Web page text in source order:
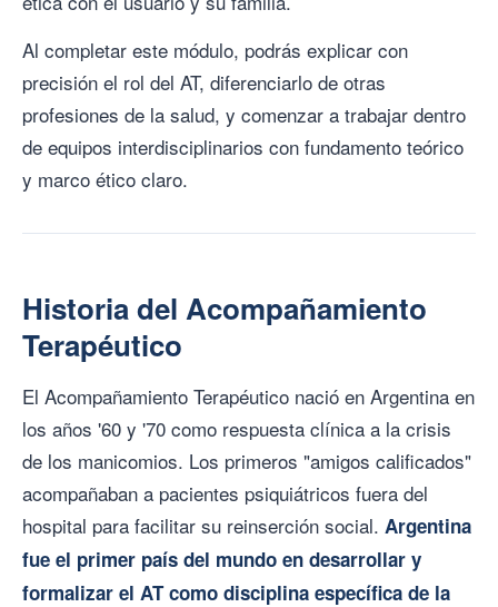
Al completar este módulo, podrás explicar con
precisión el rol del AT, diferenciarlo de otras
profesiones de la salud, y comenzar a trabajar dentro
de equipos interdisciplinarios con fundamento teórico
y marco ético claro.
Historia del Acompañamiento
Terapéutico
El Acompañamiento Terapéutico nació en Argentina en
los años '60 y '70 como respuesta clínica a la crisis
de los manicomios. Los primeros "amigos calificados"
acompañaban a pacientes psiquiátricos fuera del
hospital para facilitar su reinserción social. Argentina
fue el primer país del mundo en desarrollar y
formalizar el AT como disciplina específica de la